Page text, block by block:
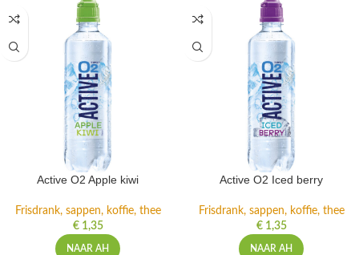
Active O2 Apple kiwi
Frisdrank, sappen, koffie, thee
€1,35
NAAR AH
Active O2 Iced berry
Frisdrank, sappen, koffie, thee
€1,35
NAAR AH